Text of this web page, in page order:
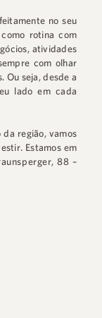
no seu
rotina com
atividades
com olhar
Ou seja, desde a
lado em cada
região, vamos
Estamos em
88 –